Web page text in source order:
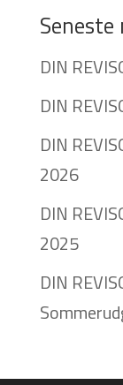
DIN
DIN
DIN
2026
DIN
2025
DIN